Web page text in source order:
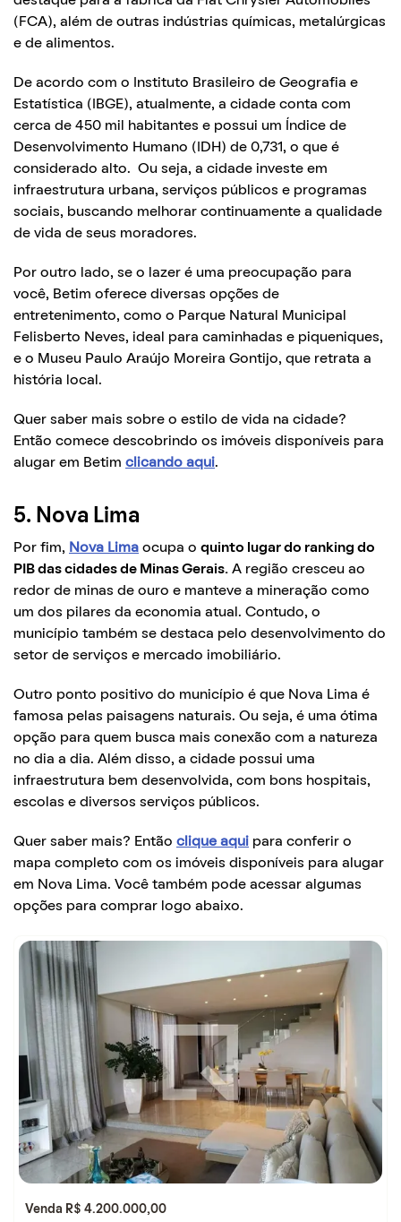
(FCA), além de outras indústrias químicas, metalúrgicas
e de alimentos.
De acordo com o Instituto Brasileiro de Geografia e
Estatística (IBGE), atualmente, a cidade conta com
cerca de 450 mil habitantes e possui um Índice de
Desenvolvimento Humano (IDH) de 0,731, o que é
considerado alto. Ou seja, a cidade investe em
infraestrutura urbana, serviços públicos e programas
sociais, buscando melhorar continuamente a qualidade
de vida de seus moradores.
Por outro lado, se o lazer é uma preocupação para
você, Betim oferece diversas opções de
entretenimento, como o Parque Natural Municipal
Felisberto Neves, ideal para caminhadas e piqueniques,
e o Museu Paulo Araújo Moreira Gontijo, que retrata a
história local.
Quer saber mais sobre o estilo de vida na cidade?
Então comece descobrindo os imóveis disponíveis para
alugar em Betim clicando aqui.
5. Nova Lima
Por fim, Nova Lima ocupa o quinto lugar do ranking do
PIB das cidades de Minas Gerais. A região cresceu ao
redor de minas de ouro e manteve a mineração como
um dos pilares da economia atual. Contudo, o
município também se destaca pelo desenvolvimento do
setor de serviços e mercado imobiliário.
Outro ponto positivo do município é que Nova Lima é
famosa pelas paisagens naturais. Ou seja, é uma ótima
opção para quem busca mais conexão com a natureza
no dia a dia. Além disso, a cidade possui uma
infraestrutura bem desenvolvida, com bons hospitais,
escolas e diversos serviços públicos.
Quer saber mais? Então clique aqui para conferir o
mapa completo com os imóveis disponíveis para alugar
em Nova Lima. Você também pode acessar algumas
opções para comprar logo abaixo.
Venda R$ 4.200.000,00